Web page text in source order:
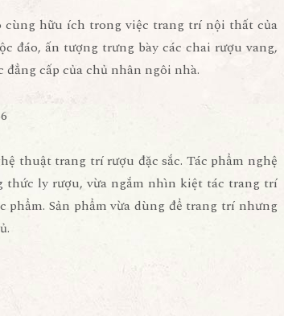
hữu ích trong việc trang trí nội thất của
đáo, ấn tượng trưng bày các chai rượu vang,
cấp của chủ nhân ngôi nhà.
thuật trang trí rượu đặc sắc. Tác phẩm nghệ
thức ly rượu, vừa ngắm nhìn kiệt tác trang trí
Sản phẩm vừa dùng để trang trí nhưng